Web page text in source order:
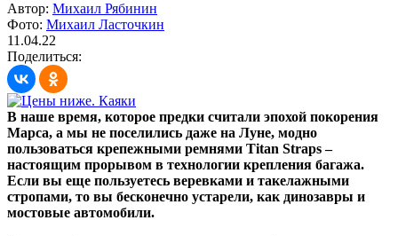
Автор: Михаил Рябинин
Фото: Михаил Ласточкин
11.04.22
Поделиться:
В наше время, которое предки считали эпохой покорения
Марса, а мы не поселились даже на Луне, модно
пользоваться крепежными ремнями Titan Straps –
настоящим прорывом в технологии крепления багажа.
Если вы еще пользуетесь веревками и такелажными
стропами, то вы бесконечно устарели, как динозавры и
мостовые автомобили.